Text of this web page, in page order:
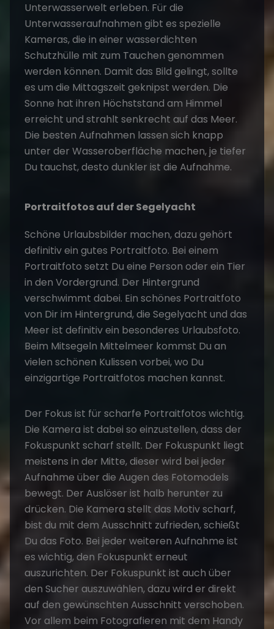
Unterwasserwelt erleben. Für die
Unterwasseraufnahmen gibt es spezielle
Kameras, die in einer wasserdichten
Schutzhülle mit zum Tauchen genommen
werden können. Damit das Bild gelingt, sollte
es um die Mittagszeit geknipst werden. Die
Sonne hat ihren Höchststand am Himmel
erreicht und strahlt senkrecht auf das Meer.
Die besten Aufnahmen lassen sich knapp
unter der Wasseroberfläche machen, je tiefer
Du tauchst, desto dunkler ist die Aufnahme.
Portraitfotos auf der Segelyacht
Schöne Urlaubsbilder machen, dazu gehört
definitiv ein gutes Portraitfoto. Bei einem
Portraitfoto setzt Du eine Person oder ein Tier
in den Vordergrund. Der Hintergrund
verschwimmt dabei. Ein schönes Portraitfoto
von Dir im Hintergrund, die Segelyacht und das
Meer ist definitiv ein besonderes Urlaubsfoto.
Beim Mitsegeln Mittelmeer kommst Du an
vielen schönen Kulissen vorbei, wo Du
einzigartige Portraitfotos machen kannst.
Der Fokus ist für scharfe Portraitfotos wichtig.
Die Kamera ist dabei so einzustellen, dass der
Fokuspunkt scharf stellt. Der Fokuspunkt liegt
meistens in der Mitte, dieser wird bei jeder
Aufnahme über die Augen des Fotomodels
bewegt. Der Auslöser ist halb herunter zu
drücken. Die Kamera stellt das Motiv scharf,
bist du mit dem Ausschnitt zufrieden, schießt
Du das Foto. Bei jeder weiteren Aufnahme ist
es wichtig, den Fokuspunkt erneut
auszurichten. Der Fokuspunkt ist auch über
den Sucher auszuwählen, dazu wird er direkt
auf den gewünschten Ausschnitt verschoben.
Vor allem beim Fotografieren mit dem Handy